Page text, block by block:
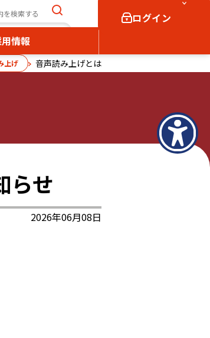
ログイン
情報
上げ 音声読み上げとは
らせ
2026年06月08日